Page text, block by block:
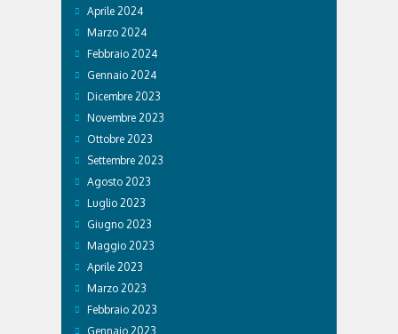
Aprile 2024
Marzo 2024
Febbraio 2024
Gennaio 2024
Dicembre 2023
Novembre 2023
Ottobre 2023
Settembre 2023
Agosto 2023
Luglio 2023
Giugno 2023
Maggio 2023
Aprile 2023
Marzo 2023
Febbraio 2023
Gennaio 2023